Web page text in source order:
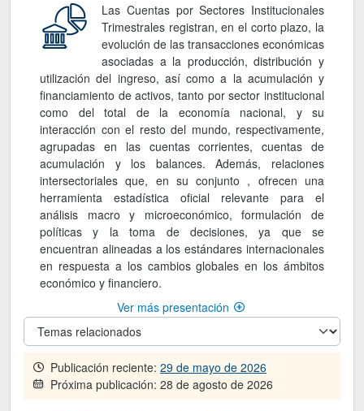
Las Cuentas por Sectores Institucionales
Trimestrales registran, en el corto plazo, la
evolución de las transacciones económicas
asociadas a la producción, distribución y
utilización del ingreso, así como a la acumulación y
financiamiento de activos, tanto por sector institucional
como del total de la economía nacional, y su
interacción con el resto del mundo, respectivamente,
agrupadas en las cuentas corrientes, cuentas de
acumulación y los balances. Además, relaciones
intersectoriales que, en su conjunto , ofrecen una
herramienta estadística oficial relevante para el
análisis macro y microeconómico, formulación de
políticas y la toma de decisiones, ya que se
encuentran alineadas a los estándares internacionales
en respuesta a los cambios globales en los ámbitos
económico y financiero.
Ver más presentación
Publicación reciente: 29 de mayo de 2026
Próxima publicación: 28 de agosto de 2026